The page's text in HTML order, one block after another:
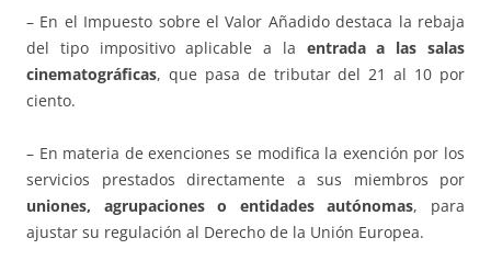
– En el Impuesto sobre el Valor Añadido destaca la rebaja
del tipo impositivo aplicable a la entrada a las salas
cinematográficas, que pasa de tributar del 21 al 10 por
ciento.
– En materia de exenciones se modifica la exención por los
servicios prestados directamente a sus miembros por
uniones, agrupaciones o entidades autónomas, para
ajustar su regulación al Derecho de la Unión Europea.